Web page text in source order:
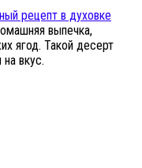
рецепт в духовке
выпечка,
ягод. Такой десерт
вкус.